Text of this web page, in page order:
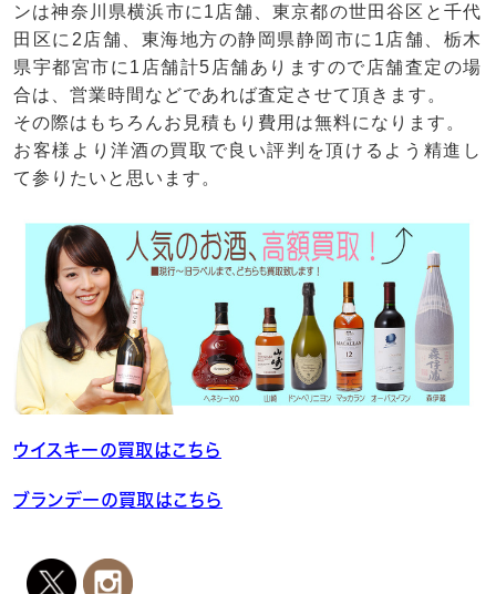
ンは神奈川県横浜市に1店舗、東京都の世田谷区と千代
田区に2店舗、東海地方の静岡県静岡市に1店舗、栃木
県宇都宮市に1店舗計5店舗ありますので店舗査定の場
合は、営業時間などであれば査定させて頂きます。
その際はもちろんお見積もり費用は無料になります。
お客様より洋酒の買取で良い評判を頂けるよう精進し
て参りたいと思います。
ウイスキーの買取はこちら
ブランデーの買取はこちら